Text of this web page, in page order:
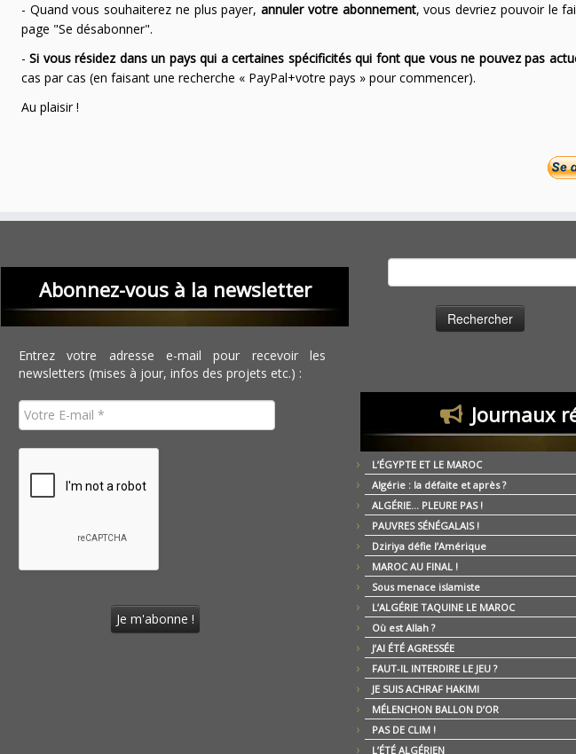
- Quand vous souhaiterez ne plus payer,annuler votre abonnement, vous devriez pouvoir le
page "Se désabonner".
-Si vous résidez dans un pays qui a certaines spécificités qui font que vous ne pouvez pas
cas par cas (en faisant une recherche « PayPal+votre pays » pour commencer).
Au plaisir !
Abonnez-vous à la newsletter
Entrez votre adresse e-mail pour recevoir les
newsletters (mises à jour, infos des projets etc.) :
Journaux
L’ÉGYPTE ET LE MAROC
Algérie : la défaite et après ?
ALGÉRIE… PLEURE PAS !
PAUVRES SÉNÉGALAIS !
Dziriya défie l’Amérique
MAROC AU FINAL !
Sous menace islamiste
L’ALGÉRIE TAQUINE LE MAROC
Où est Allah ?
J’AI ÉTÉ AGRESSÉE
FAUT-IL INTERDIRE LE JEU ?
JE SUIS ACHRAF HAKIMI
MÉLENCHON BALLON D’OR
PAS DE CLIM !
L’ÉTÉ ALGÉRIEN